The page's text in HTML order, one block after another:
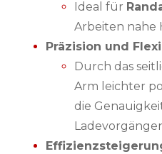
Ideal für
Arbeiten nahe
Präzision und
Durch das
Arm leichter
die